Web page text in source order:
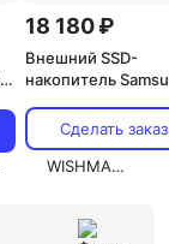
18 180 ₽
Внешний SSD-
накопитель
USB 3.2 Type C
(Синий, 1 ТБ)
Сделать заказ
WISHMASTER